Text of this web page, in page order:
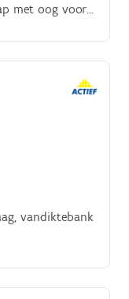
met oog voor
vandiktebank